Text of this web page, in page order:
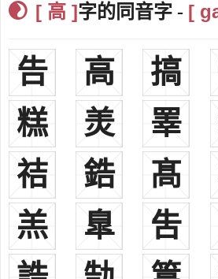
“高”，乃取“盖恥(介恥)”之首音谐“盖”或音
“高”而得。
16、裕固族之高姓，则出自鄂盖尔氏
改为单姓“盖”、“李”。注(13)——(16)见《
二、
19个姓之一。尤以山东、安徽、江苏、湖
多此姓，七省高姓约占全国汉族高姓人口
高姓起源：
1、黄帝之臣高元作宫室，见《世本》
2、系自姜姓。齐太公之后食采于高(故
孙以邑为氏。一说，齐太公六世孙文公赤
[ 高 ]字的同音字 - [
告 高 搞
糕
羙 睪
祮
鋯 髙
羔
臯 吿